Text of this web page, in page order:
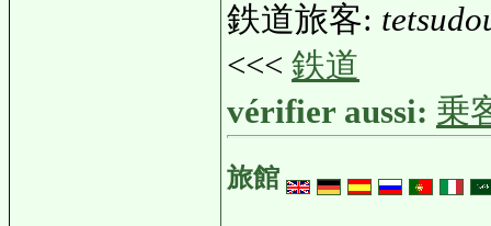
鉄道旅客:
<<< 鉄道
vérifier aussi: 乗
旅館